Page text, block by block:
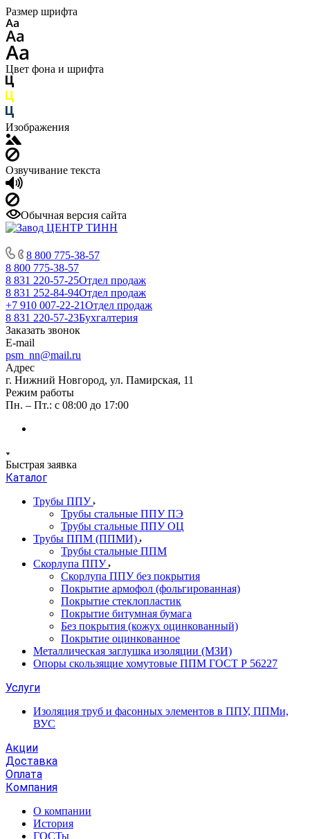
Размер шрифта
Цвет фона и шрифта
Изображения
Озвучивание текста
Обычная версия сайта
8 800 775-38-57
8 800 775-38-57
8 831 220-57-25Отдел продаж
8 831 252-84-94Отдел продаж
+7 910 007-22-21Отдел продаж
8 831 220-57-23Бухгалтерия
Заказать звонок
E-mail
psm_nn@mail.ru
Адрес
г. Нижний Новгород, ул. Памирская, 11
Режим работы
Пн. – Пт.: с 08:00 до 17:00
Быстрая заявка
Каталог
Трубы ППУ
Трубы стальные ППУ ПЭ
Трубы стальные ППУ ОЦ
Трубы ППМ (ППМИ)
Трубы стальные ППМ
Скорлупа ППУ
Скорлупа ППУ без покрытия
Покрытие армофол (фольгированная)
Покрытие стеклопластик
Покрытие битумная бумага
Без покрытия (кожух оцинкованный)
Покрытие оцинкованное
Металлическая заглушка изоляции (МЗИ)
Опоры скользящие хомутовые ППМ ГОСТ Р 56227
Услуги
Изоляция труб и фасонных элементов в ППУ, ППМи,
ВУС
Акции
Доставка
Оплата
Компания
О компании
История
ГОСТы